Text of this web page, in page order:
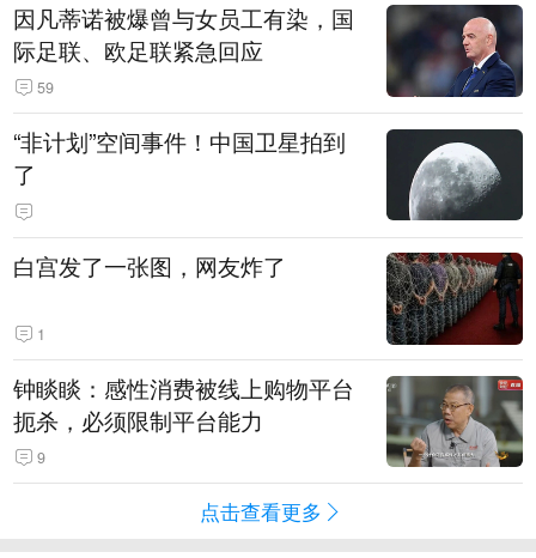
因凡蒂诺被爆曾与女员工有染，国
际足联、欧足联紧急回应
59
“非计划”空间事件！中国卫星拍到
了
白宫发了一张图，网友炸了
1
钟睒睒：感性消费被线上购物平台
扼杀，必须限制平台能力
9
点击查看更多